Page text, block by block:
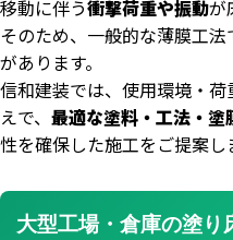
移動に伴う衝撃荷重や振動が
そのため、一般的な薄膜工
があります。
信和建装では、使用環境・
えで、 最適な塗料・工法・塗
性を確保した施工をご提案し
大型工場・倉庫の塗